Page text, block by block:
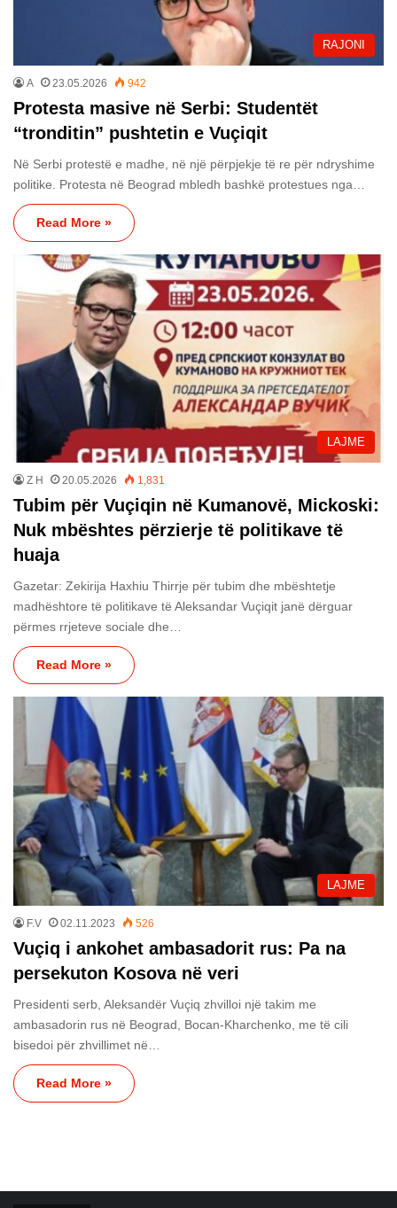
RAJONI
A 23.05.2026 942
Protesta masive në Serbi: Studentët
“tronditin” pushtetin e Vuçiqit
Në Serbi protestë e madhe, në një përpjekje të re për ndryshime
politike. Protesta në Beograd mbledh bashkë protestues nga…
Read More »
LAJME
Z H 20.05.2026 1,831
Tubim për Vuçiqin në Kumanovë, Mickoski:
Nuk mbështes përzierje të politikave të
huaja
Gazetar: Zekirija Haxhiu Thirrje për tubim dhe mbështetje
madhështore të politikave të Aleksandar Vuçiqit janë dërguar
përmes rrjeteve sociale dhe…
Read More »
LAJME
F.V 02.11.2023 526
Vuçiq i ankohet ambasadorit rus: Pa na
persekuton Kosova në veri
Presidenti serb, Aleksandër Vuçiq zhvilloi një takim me
ambasadorin rus në Beograd, Bocan-Kharchenko, me të cili
bisedoi për zhvillimet në…
Read More »